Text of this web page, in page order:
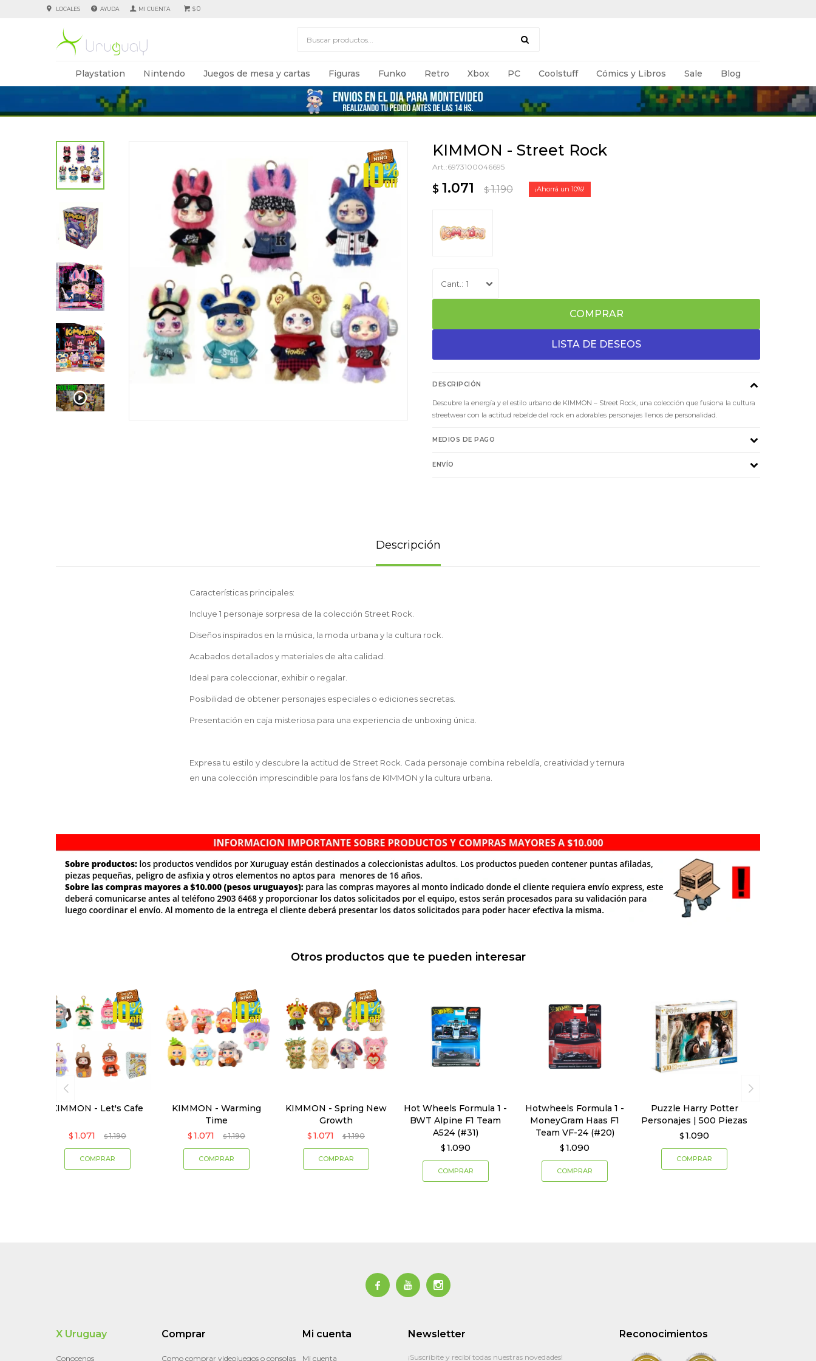
Playstation Nintendo Juegos de mesa y cartas Figuras Funko Retro Xbox PC Coolstuff Cómics y Libros Sale Blog
$0
LOCALES AYUDA
KIMMON - Street Rock
6973100046695
$ 1.071 $ 1.190 10
1
COMPRAR
DESCRIPCIÓN
Descubre la energía y el estilo urbano de KIMMON – Street Rock, una colección que fusiona la cultura
streetwear con la actitud rebelde del rock en adorables personajes llenos de personalidad.
MEDIOS DE PAGO
ENVÍO
Descripción
Características principales:
Incluye 1 personaje sorpresa de la colección Street Rock.
Diseños inspirados en la música, la moda urbana y la cultura rock.
Acabados detallados y materiales de alta calidad.
Ideal para coleccionar, exhibir o regalar.
Posibilidad de obtener personajes especiales o ediciones secretas.
Presentación en caja misteriosa para una experiencia de unboxing única.
Expresa tu estilo y descubre la actitud de Street Rock. Cada personaje combina rebeldía, creatividad y ternura
en una colección imprescindible para los fans de KIMMON y la cultura urbana.
Otros productos que te pueden interesar
KIMMON - Let's Cafe
$ 1.071 $ 1.190
KIMMON - Warming
Time
$ 1.071 $ 1.190
KIMMON - Spring New
Growth
$ 1.071 $ 1.190
Hot Wheels Formula 1 -
BWT Alpine F1 Team
A524 (#31)
$ 1.090
Hotwheels Formula 1 -
MoneyGram Haas F1
Team VF-24 (#20)
$ 1.090
Puzzle Harry Potter
Personajes | 500 Piezas
$ 1.090
  
Reconocimientos
X Uruguay
Conocenos
Comprar
Como comprar videojuegos o consolas
Mi cuenta
Mi cuenta
Newsletter
¡Suscribite y recibí todas nuestras novedades!